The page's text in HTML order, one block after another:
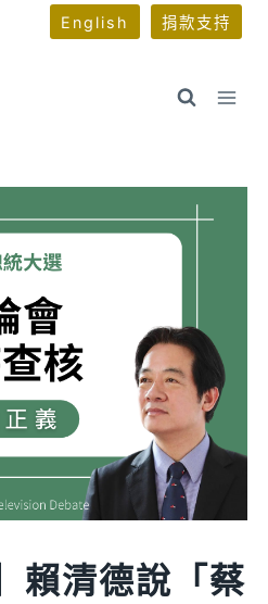
English 捐款支持
賴清德說「蔡